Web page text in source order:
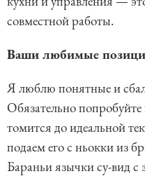
совместной работы.
Ваши любимые
Я люблю понятные и
Обязательно
томится до идеальной
подаем его с ньокки из
Бараньи язычки су-вид